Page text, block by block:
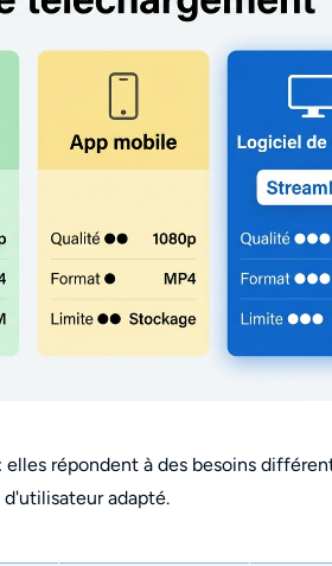
répondent à des besoins
adapté.